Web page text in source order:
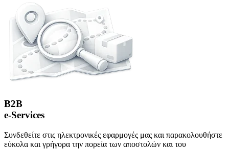
B2B
e-Services
Συνδεθείτε στις ηλεκτρονικές εφαρμογές μας και παρακολουθήστε
εύκολα και γρήγορα την πορεία των αποστολών και του